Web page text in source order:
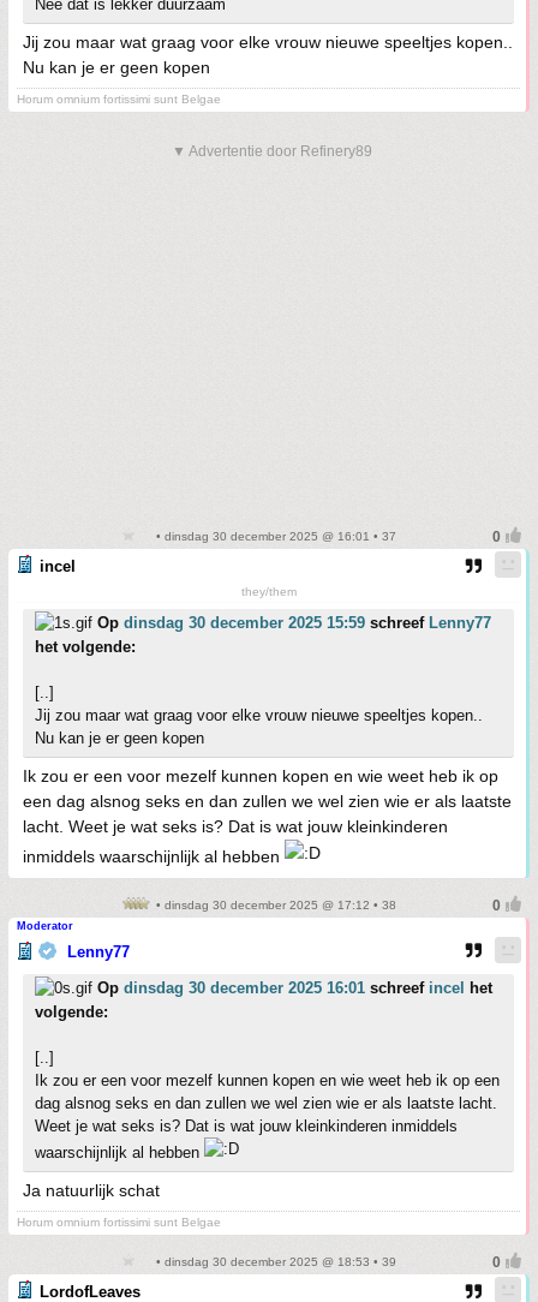
Nee dat is lekker duurzaam
Jij zou maar wat graag voor elke vrouw nieuwe speeltjes kopen..
Nu kan je er geen kopen
Horum omnium fortissimi sunt Belgae
▼ Advertentie door Refinery89
• dinsdag 30 december 2025 @ 16:01 • 37
incel
they/them
Op dinsdag 30 december 2025 15:59 schreef Lenny77
het volgende:
[..]
Jij zou maar wat graag voor elke vrouw nieuwe speeltjes kopen..
Nu kan je er geen kopen
Ik zou er een voor mezelf kunnen kopen en wie weet heb ik op
een dag alsnog seks en dan zullen we wel zien wie er als laatste
lacht. Weet je wat seks is? Dat is wat jouw kleinkinderen
inmiddels waarschijnlijk al hebben
• dinsdag 30 december 2025 @ 17:12 • 38
Moderator
Lenny77
Op dinsdag 30 december 2025 16:01 schreef incel
het
volgende:
[..]
Ik zou er een voor mezelf kunnen kopen en wie weet heb ik op een
dag alsnog seks en dan zullen we wel zien wie er als laatste lacht.
Weet je wat seks is? Dat is wat jouw kleinkinderen inmiddels
waarschijnlijk al hebben
Ja natuurlijk schat
Horum omnium fortissimi sunt Belgae
• dinsdag 30 december 2025 @ 18:53 • 39
LordofLeaves